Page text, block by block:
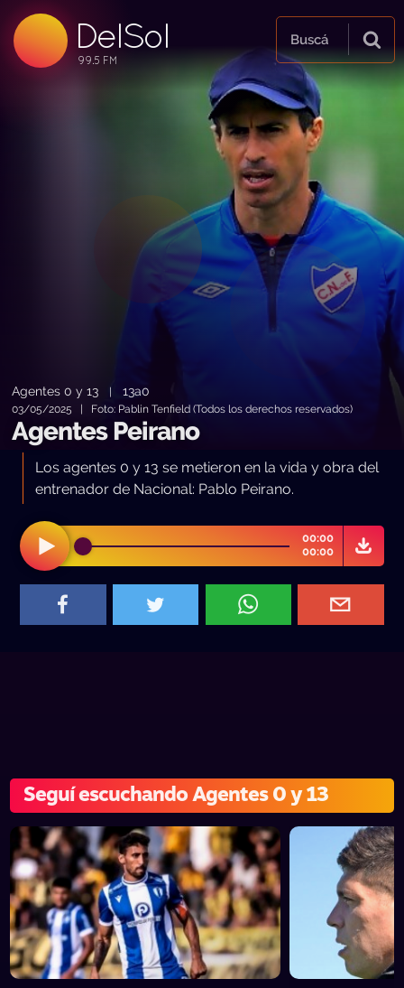
DelSol
99.5 FM
99.5 FM
99.5 FM
Buscá
Agentes 0 y 13 |13a0
03/05/2025 | Foto: Pablin Tenfield (Todos los derechos reservados)
Agentes Peirano
Los agentes 0 y 13 se metieron en la vida y obra del
entrenador de Nacional: Pablo Peirano.
00:00
00:00
Seguí escuchando Agentes 0 y 13